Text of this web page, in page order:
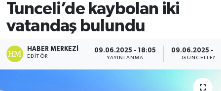
Tunceli’de kaybolan iki
vatandaş bulundu
HABER MERKEZI
EDITÖR
09.06.2025 - 18:05
YAYINLANMA
09.06.2025 -